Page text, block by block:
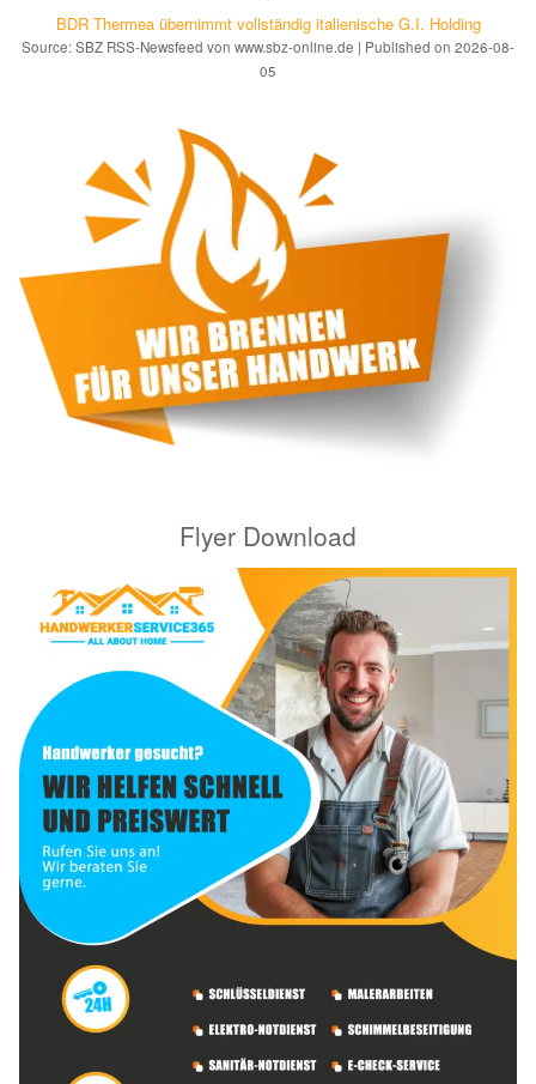
BDR Thermea übernimmt vollständig italienische G.I. Holding
Source: SBZ RSS-Newsfeed von www.sbz-online.de
Published on 2026-08-
05
Flyer Download